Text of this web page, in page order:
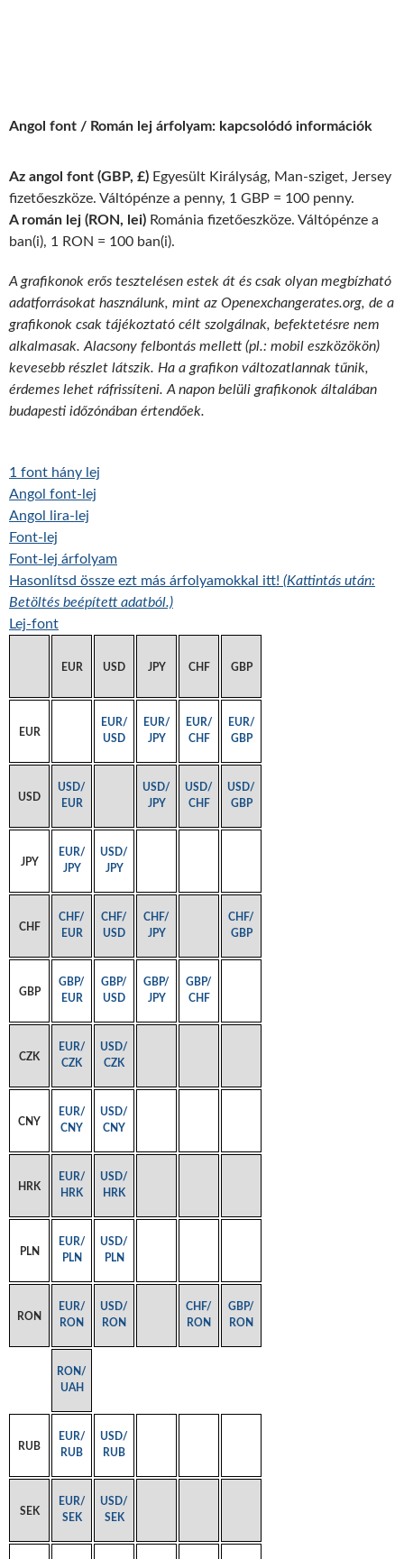
Angol font / Román lej árfolyam: kapcsolódó információk
Az angol font (GBP, £) Egyesült Királyság, Man-sziget, Jersey
fizetőeszköze. Váltópénze a penny, 1 GBP = 100 penny.
A román lej (RON, lei) Románia fizetőeszköze. Váltópénze a
ban(i), 1 RON = 100 ban(i).
A grafikonok erős tesztelésen estek át és csak olyan megbízható
adatforrásokat használunk, mint az Openexchangerates.org, de a
grafikonok csak tájékoztató célt szolgálnak, befektetésre nem
alkalmasak. Alacsony felbontás mellett (pl.: mobil eszközökön)
kevesebb részlet látszik. Ha a grafikon változatlannak tűnik,
érdemes lehet ráfrissíteni. A napon belüli grafikonok általában
budapesti időzónában értendőek.
1 font hány lej
Angol font-lej
Angol lira-lej
Font-lej
Font-lej árfolyam
Hasonlítsd össze ezt más árfolyamokkal itt! (Kattintás után:
Betöltés beépített adatból.)
Lej-font
EUR USD JPY CHF GBP
EUR
EUR/
USD
EUR/
JPY
EUR/
CHF
EUR/
GBP
USD
USD/
EUR
USD/
JPY
USD/
CHF
USD/
GBP
JPY
EUR/
JPY
USD/
JPY
CHF
CHF/
EUR
CHF/
USD
CHF/
JPY
CHF/
GBP
GBP
GBP/
EUR
GBP/
USD
GBP/
JPY
GBP/
CHF
CZK
EUR/
CZK
USD/
CZK
CNY
EUR/
CNY
USD/
CNY
HRK
EUR/
HRK
USD/
HRK
PLN
EUR/
PLN
USD/
PLN
RON
EUR/
RON
USD/
RON
CHF/
RON
GBP/
RON
RON/
UAH
RUB
EUR/
RUB
USD/
RUB
SEK
EUR/
SEK
USD/
SEK